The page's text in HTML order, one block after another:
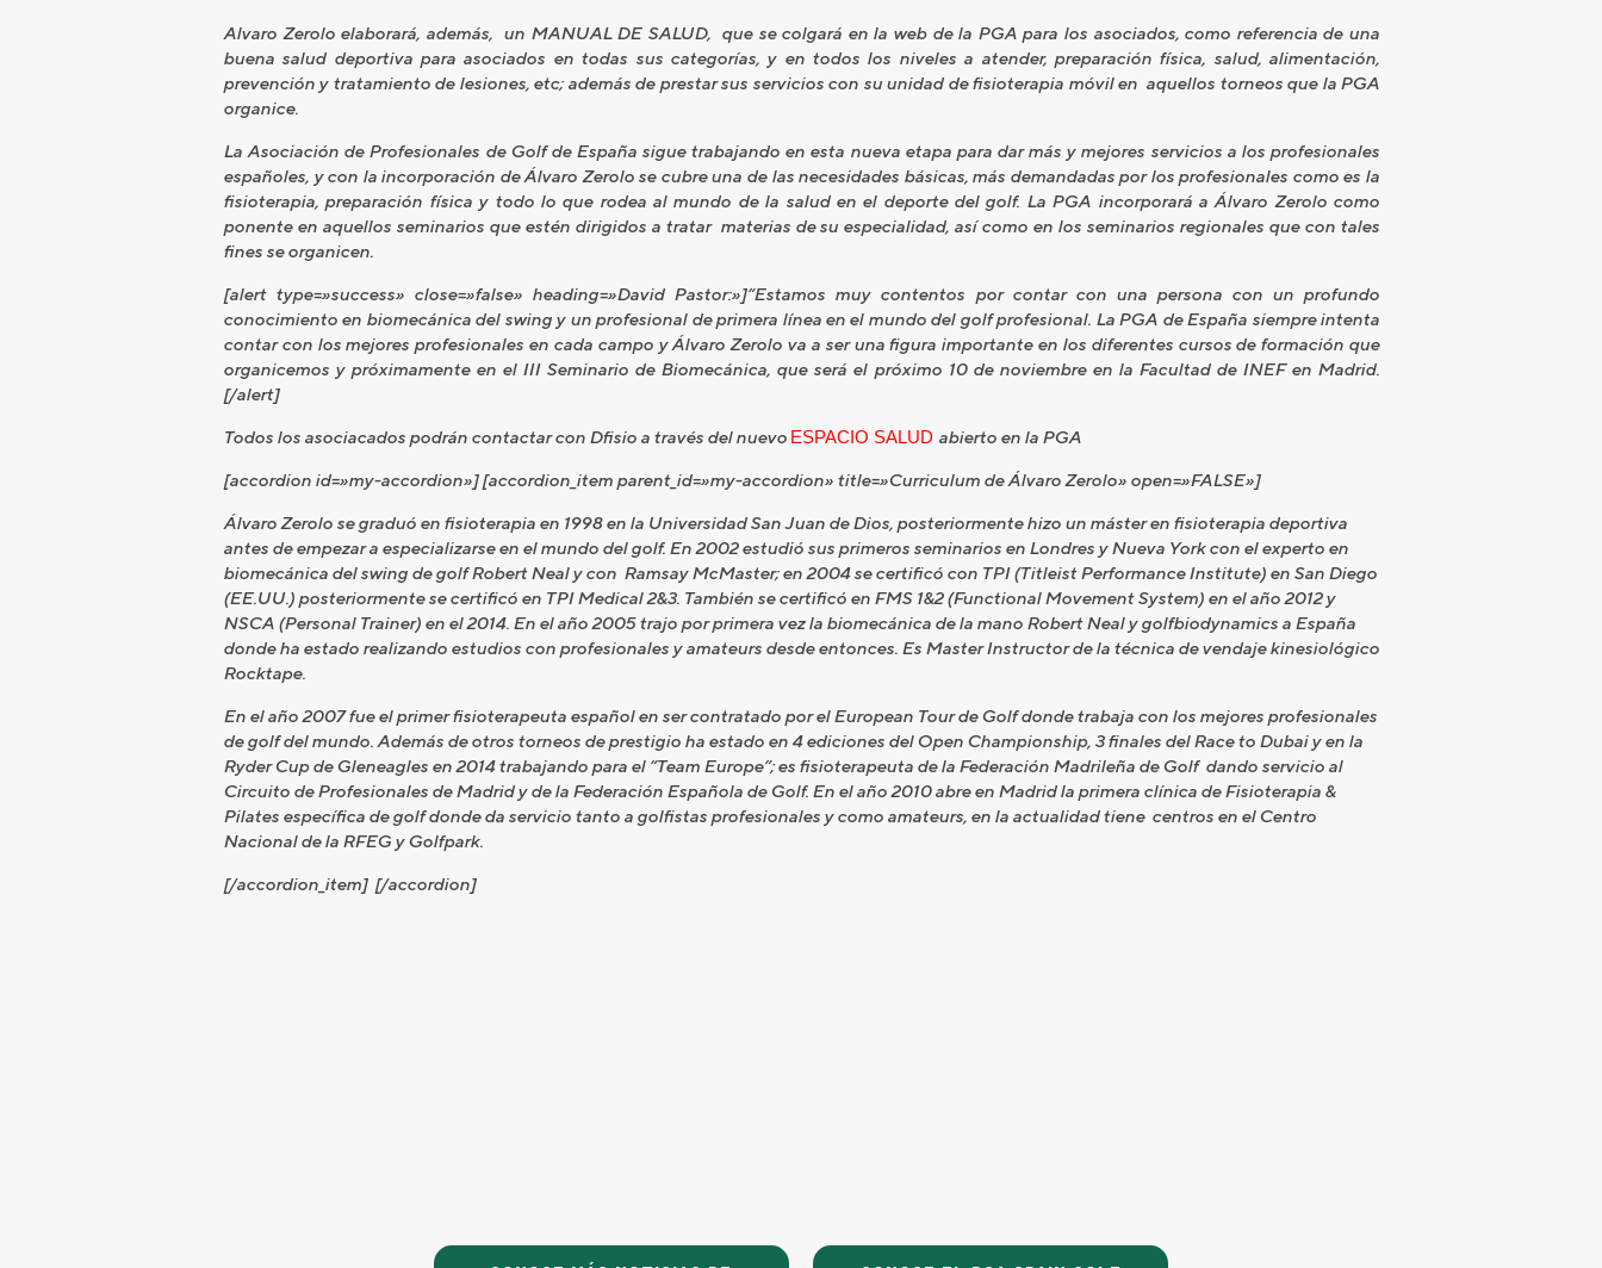
Alvaro Zerolo elaborará, además, un MANUAL DE SALUD, que se colgará en la web de la PGA para los asociados, como referencia de una
buena salud deportiva para asociados en todas sus categorías, y en todos los niveles a atender, preparación física, salud, alimentación,
prevención y tratamiento de lesiones, etc; además de prestar sus servicios con su unidad de fisioterapia móvil en aquellos torneos que la PGA
organice.
La Asociación de Profesionales de Golf de España sigue trabajando en esta nueva etapa para dar más y mejores servicios a los profesionales
españoles, y con la incorporación de Álvaro Zerolo se cubre una de las necesidades básicas, más demandadas por los profesionales como es la
fisioterapia, preparación física y todo lo que rodea al mundo de la salud en el deporte del golf. La PGA incorporará a Álvaro Zerolo como
ponente en aquellos seminarios que estén dirigidos a tratar materias de su especialidad, así como en los seminarios regionales que con tales
fines se organicen.
[alert type=»success» close=»false» heading=»David Pastor:»]“Estamos muy contentos por contar con una persona con un profundo
conocimiento en biomecánica del swing y un profesional de primera línea en el mundo del golf profesional. La PGA de España siempre intenta
contar con los mejores profesionales en cada campo y Álvaro Zerolo va a ser una figura importante en los diferentes cursos de formación que
organicemos y próximamente en el III Seminario de Biomecánica, que será el próximo 10 de noviembre en la Facultad de INEF en Madrid.
[/alert]
Todos los asociacados podrán contactar con Dfisio a través del nuevo ESPACIO SALUD abierto en la PGA
[accordion id=»my-accordion»] [accordion_item parent_id=»my-accordion» title=»Curriculum de Álvaro Zerolo» open=»FALSE»]
Álvaro Zerolo se graduó en fisioterapia en 1998 en la Universidad San Juan de Dios, posteriormente hizo un máster en fisioterapia deportiva
antes de empezar a especializarse en el mundo del golf. En 2002 estudió sus primeros seminarios en Londres y Nueva York con el experto en
biomecánica del swing de golf Robert Neal y con Ramsay McMaster; en 2004 se certificó con TPI (Titleist Performance Institute) en San Diego
(EE.UU.) posteriormente se certificó en TPI Medical 2&3. También se certificó en FMS 1&2 (Functional Movement System) en el año 2012 y
NSCA (Personal Trainer) en el 2014. En el año 2005 trajo por primera vez la biomecánica de la mano Robert Neal y golfbiodynamics a España
donde ha estado realizando estudios con profesionales y amateurs desde entonces. Es Master Instructor de la técnica de vendaje kinesiológico
Rocktape.
En el año 2007 fue el primer fisioterapeuta español en ser contratado por el European Tour de Golf donde trabaja con los mejores profesionales
de golf del mundo. Además de otros torneos de prestigio ha estado en 4 ediciones del Open Championship, 3 finales del Race to Dubai y en la
Ryder Cup de Gleneagles en 2014 trabajando para el “Team Europe”; es fisioterapeuta de la Federación Madrileña de Golf dando servicio al
Circuito de Profesionales de Madrid y de la Federación Española de Golf. En el año 2010 abre en Madrid la primera clínica de Fisioterapia &
Pilates específica de golf donde da servicio tanto a golfistas profesionales y como amateurs, en la actualidad tiene centros en el Centro
Nacional de la RFEG y Golfpark.
[/accordion_item] [/accordion]